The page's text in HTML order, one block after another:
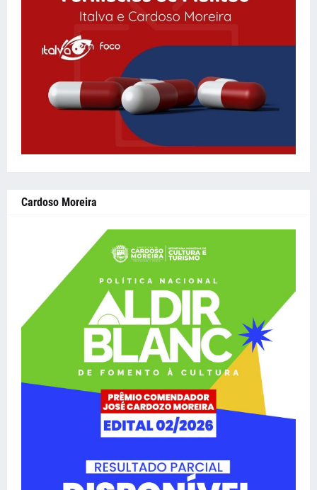
Cardoso Moreira